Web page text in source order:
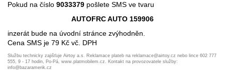
Pokud na číslo 9033379 pošlete SMS ve tvaru
AUTOFRC AUTO 159906
inzerát bude na úvodní stránce zvýhodněn.
Cena SMS je 79 Kč vč. DPH
Službu technicky zajišťuje Airtoy a.s. Reklamace plateb na reklamace@airtoy.cz nebo lince 602 777
555, 9 - 17 hodin, Po-Pá, www.platmobilem.cz. Kontakt na provozovatele služby:
info@bazaramerik.cz